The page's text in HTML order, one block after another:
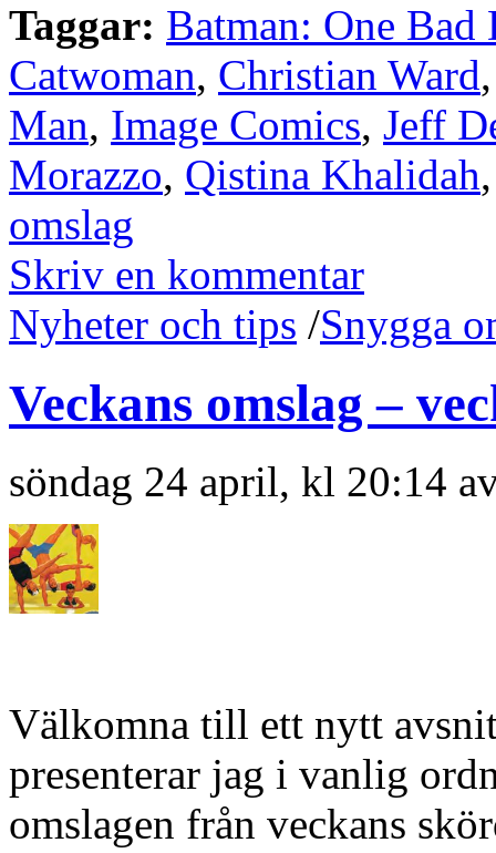
Taggar: Batman: One Bad
Catwoman, Christian Ward
Man, Image Comics, Jeff
Morazzo, Qistina Khalidah
omslag
Skriv en kommentar
Nyheter och tips /Snygga
Veckans omslag –
söndag 24 april, kl 20:14
Välkomna till ett nytt
presenterar jag i vanlig
omslagen från veckans